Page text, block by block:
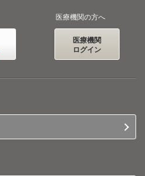
医療機関の方へ
医療機関
ログイン